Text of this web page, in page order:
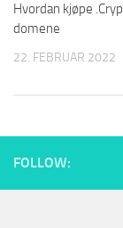
Hvordan kjøpe
domene
22. FEBRUAR 2022
FOLLOW: